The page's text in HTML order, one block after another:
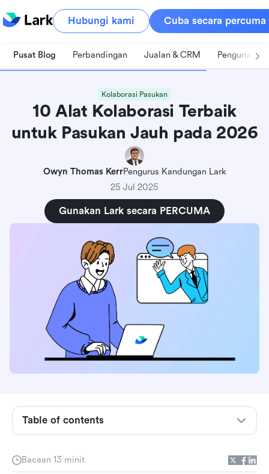
Hubungi kami Cuba secara percuma
Pusat Blog Perbandingan Jualan & CRM Pengurusan
Kolaborasi Pasukan
10 Alat Kolaborasi Terbaik
untuk Pasukan Jauh pada 2026
Owyn Thomas KerrPengurus Kandungan Lark
25 Jul 2025
Gunakan Lark secara PERCUMA
Bacaan 13 minit
Table of contents
Trend kerja jarak jauh
Perkara yang perlu dicari dalam alat kolaborasi